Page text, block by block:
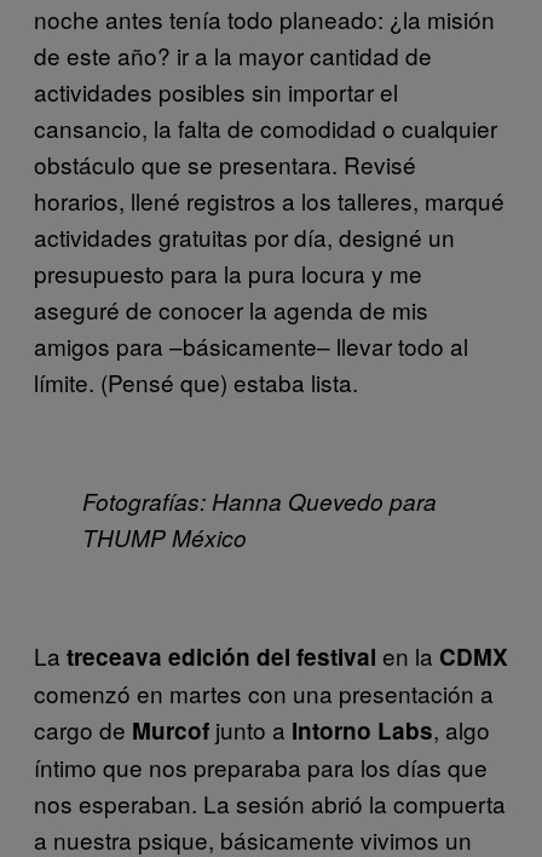
noche antes tenía todo planeado: ¿la misión
de este año? ir a la mayor cantidad de
actividades posibles sin importar el
cansancio, la falta de comodidad o cualquier
obstáculo que se presentara. Revisé
horarios, llené registros a los talleres, marqué
actividades gratuitas por día, designé un
presupuesto para la pura locura y me
aseguré de conocer la agenda de mis
amigos para –básicamente– llevar todo al
límite. (Pensé que) estaba lista.
Fotografías: Hanna Quevedo para
THUMP México
La treceava edición del festival en la CDMX
comenzó en martes con una presentación a
cargo de Murcof junto a Intorno Labs, algo
íntimo que nos preparaba para los días que
nos esperaban. La sesión abrió la compuerta
a nuestra psique, básicamente vivimos un